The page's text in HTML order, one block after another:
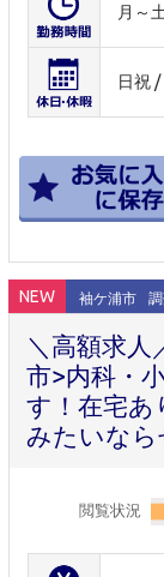
月～
日祝
NEW 袖ケ浦市 調
＼高額求人
市>内科・
す！在宅あ
みたいな
閲覧状況